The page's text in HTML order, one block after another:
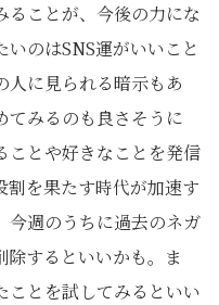
ることが、今後の力にな
のはSNS運がいいこと
人に見られる暗示もあ
てみるのも良さそうに
ことや好きなことを発信
割を果たす時代が加速す
今週のうちに過去のネガ
除するといいかも。ま
ことを試してみるといい